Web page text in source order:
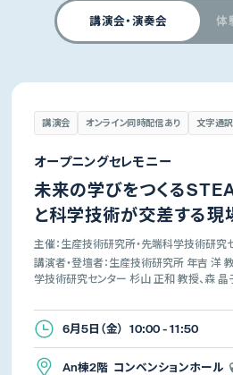
講演会・演奏会 体
講演会 オンライン同時配信あり 文字通訳
オープニングセレモニー
未来の学びをつくる
と科学技術が交差する現
主催：生産技術研究所・先端科学技術研究
講演者・登壇者：生産技術研究所 年吉 洋
学技術研究センター 杉山 正和 教授、森
6月5日（金） 10:00 - 11:50
An棟2階 コンベンションホール